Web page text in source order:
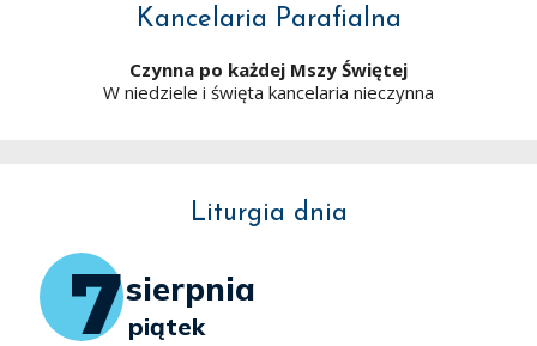
Kancelaria Parafialna
Czynna po każdej Mszy Świętej
W niedziele i święta kancelaria nieczynna
Liturgia dnia